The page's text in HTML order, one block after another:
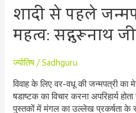
शादी से पहले
महत्व: सद्गुरूनाथ
ज्योतिष/Sadhguru
विवाह के लिए वर-वधू की जन्मपत्री
षडाष्टक का विचार करना अपरिहार्य
पुस्तकों में मंगल का उल्लेख प्रकर्षता के
शादी
से
पहले
मिलान
महत्व:
सद्गुरूनाथ
जी